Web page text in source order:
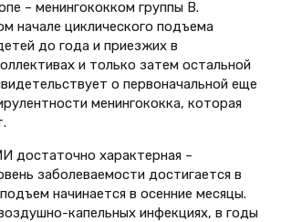
– менингококком группы В.
начале циклического подъема
до года и приезжих в
и только затем остальной
о первоначальной еще
менингококка, которая
достаточно характерная –
заболеваемости достигается в
начинается в осенние месяцы.
капельных инфекциях, в годы